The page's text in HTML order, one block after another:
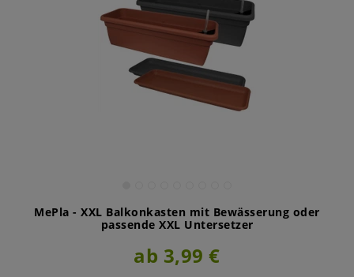
MePla - XXL Balkonkasten mit Bewässerung oder
passende XXL Untersetzer
ab 3,99 €